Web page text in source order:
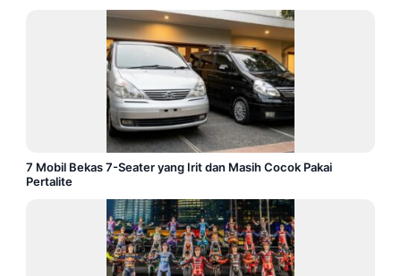
7 Mobil Bekas 7-Seater yang Irit dan Masih Cocok Pakai
Pertalite